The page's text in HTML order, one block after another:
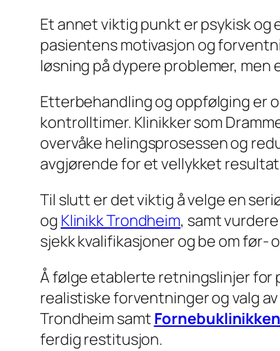
Et annet viktig punkt er psykisk
pasientens motivasjon og
løsning på dypere problemer, men
Etterbehandling og oppfølging er
kontrolltimer. Klinikker som
overvåke helingsprosessen og
avgjørende for et vellykket
Til slutt er det viktig å velge en
og Klinikk Trondheim, samt
sjekk kvalifikasjoner og be om før-
Å følge etablerte retningslinjer for
realistiske forventninger og valg
Trondheim samt Fornebuklinikken
ferdig restitusjon.